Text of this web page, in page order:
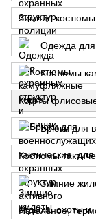
Зимние костюмы
Одежда для
Костюмы
Зимние